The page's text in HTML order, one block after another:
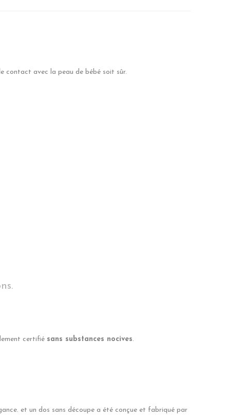
contact avec la peau de bébé soit sûr.
certifié sans substances nocives.
et un dos sans découpe a été conçue et fabriqué par